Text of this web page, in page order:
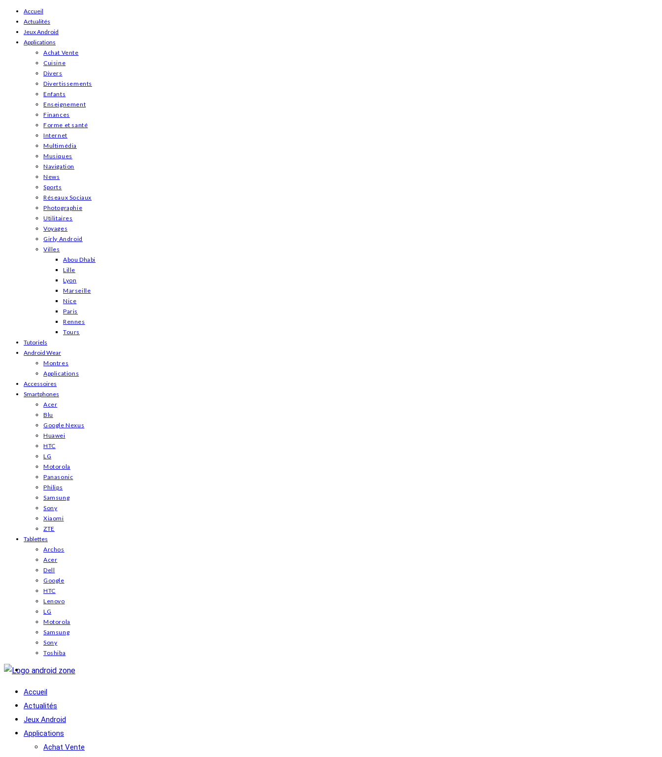
Skip
content
Accueil
Actualités
Jeux Android
Applications
Achat Vente
Cuisine
Divers
Divertissements
Enfants
Enseignement
Finances
Forme et santé
Internet
Multimédia
Musiques
Navigation
News
Sports
Réseaux Sociaux
Photographie
Utilitaires
Voyages
Girly Android
Villes
Abou Dhabi
Lille
Lyon
Marseille
Nice
Paris
Rennes
Tours
Tutoriels
Android Wear
Montres
Applications
Accessoires
Smartphones
Acer
Blu
Google Nexus
Huawei
HTC
LG
Motorola
Panasonic
Philips
Samsung
Sony
Xiaomi
ZTE
Tablettes
Archos
Acer
Dell
Google
HTC
Lenovo
LG
Motorola
Samsung
Sony
Toshiba
Accueil
Actualités
Jeux Android
Applications
Achat Vente